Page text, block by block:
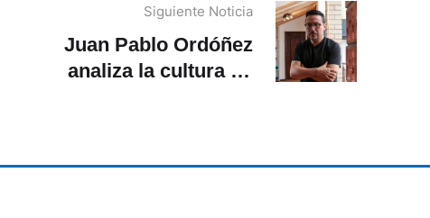
Siguiente Noticia
Juan Pablo Ordóñez
analiza la cultura en
arte